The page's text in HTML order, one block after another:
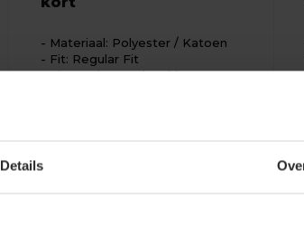
Details
Materiaal: Polyester / Katoen
Fit: Regular Fit
Eigenschap: Kniezakken